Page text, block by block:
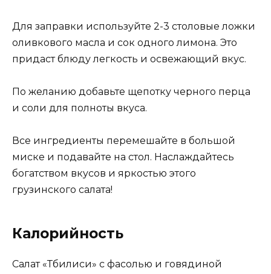
Для заправки используйте 2-3 столовые ложки
оливкового масла и сок одного лимона. Это
придаст блюду легкость и освежающий вкус.
По желанию добавьте щепотку черного перца
и соли для полноты вкуса.
Все ингредиенты перемешайте в большой
миске и подавайте на стол. Наслаждайтесь
богатством вкусов и яркостью этого
грузинского салата!
Калорийность
Салат «Тбилиси» с фасолью и говядиной